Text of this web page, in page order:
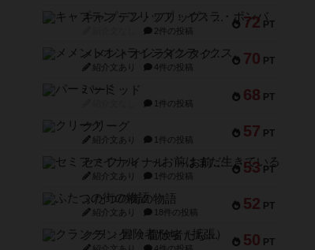
72 PT
キャプテン・フリップ：イスラ・ボンバ
2件の投稿
70 PT
メメントオンラインタクティクス
紹介文あり 4件の投稿
68 PT
パーミッド
1件の投稿
57 PT
クリーグ
紹介文あり 1件の投稿
53 PT
セミファイナル ～お前はまだ生きている～
紹介文あり 1件の投稿
52 PT
ふたつの街の物語
紹介文あり 18件の投稿
50 PT
クランク! ：冒険者たち（拡張）